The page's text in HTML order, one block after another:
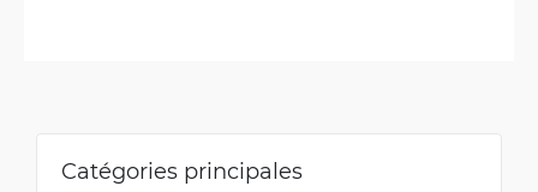
Catégories principales